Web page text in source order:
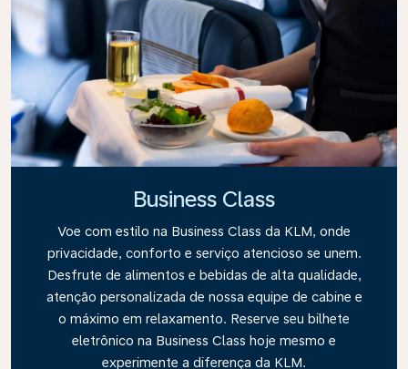
Business Class
Voe com estilo na Business Class da KLM, onde
privacidade, conforto e serviço atencioso se unem.
Desfrute de alimentos e bebidas de alta qualidade,
atenção personalizada de nossa equipe de cabine e
o máximo em relaxamento. Reserve seu bilhete
eletrônico na Business Class hoje mesmo e
experimente a diferença da KLM.